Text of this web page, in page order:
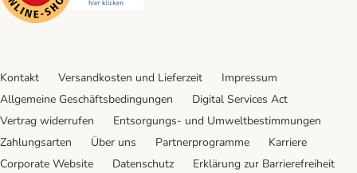
Kontakt Versandkosten und Lieferzeit
Impressum
Allgemeine Geschäftsbedingungen
Digital Services Act
Vertrag widerrufen
Entsorgungs- und Umweltbestimmungen
Zahlungsarten
Über uns Partnerprogramme
Karriere
Corporate Website
Datenschutz Erklärung zur Barrierefreiheit